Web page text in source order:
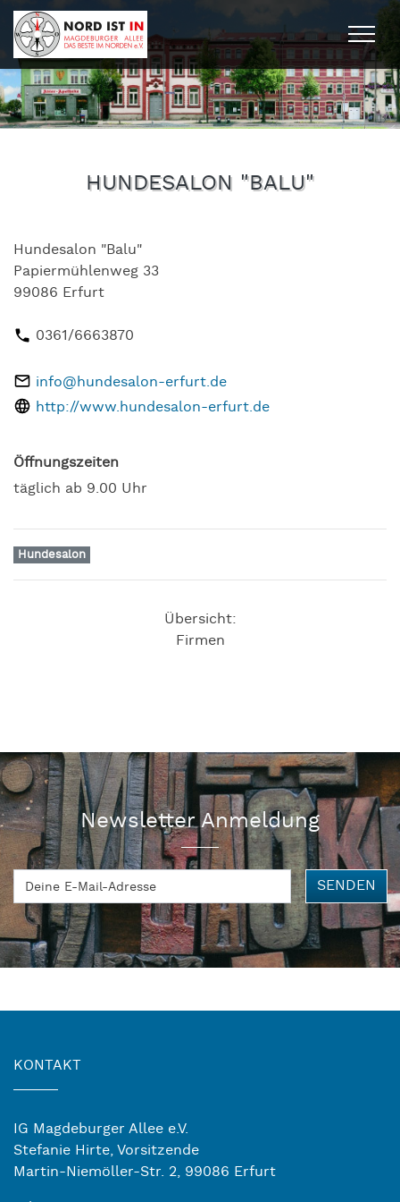
HUNDESALON "BALU"
Hundesalon "Balu"
Papiermühlenweg 33
99086 Erfurt
0361/6663870
info@hundesalon-erfurt.de
http://www.hundesalon-erfurt.de
Öffnungszeiten
täglich ab 9.00 Uhr
Hundesalon
Übersicht:
Firmen
Newsletter Anmeldung
SENDEN
KONTAKT
IG Magdeburger Allee e.V.
Stefanie Hirte, Vorsitzende
Martin-Niemöller-Str. 2, 99086 Erfurt